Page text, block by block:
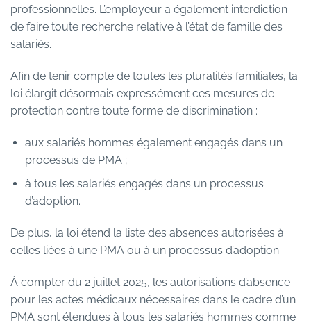
professionnelles. L’employeur a également interdiction
de faire toute recherche relative à l’état de famille des
salariés.
Afin de tenir compte de toutes les pluralités familiales, la
loi élargit désormais expressément ces mesures de
protection contre toute forme de discrimination :
aux salariés hommes également engagés dans un
processus de PMA ;
à tous les salariés engagés dans un processus
d’adoption.
De plus, la loi étend la liste des absences autorisées à
celles liées à une PMA ou à un processus d’adoption.
À compter du 2 juillet 2025, les autorisations d’absence
pour les actes médicaux nécessaires dans le cadre d’un
PMA sont étendues à tous les salariés hommes comme